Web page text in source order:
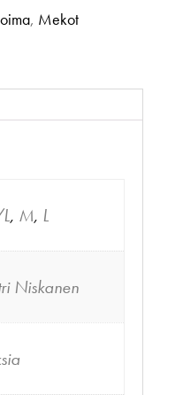
, Mekot
, M, L
Niskanen